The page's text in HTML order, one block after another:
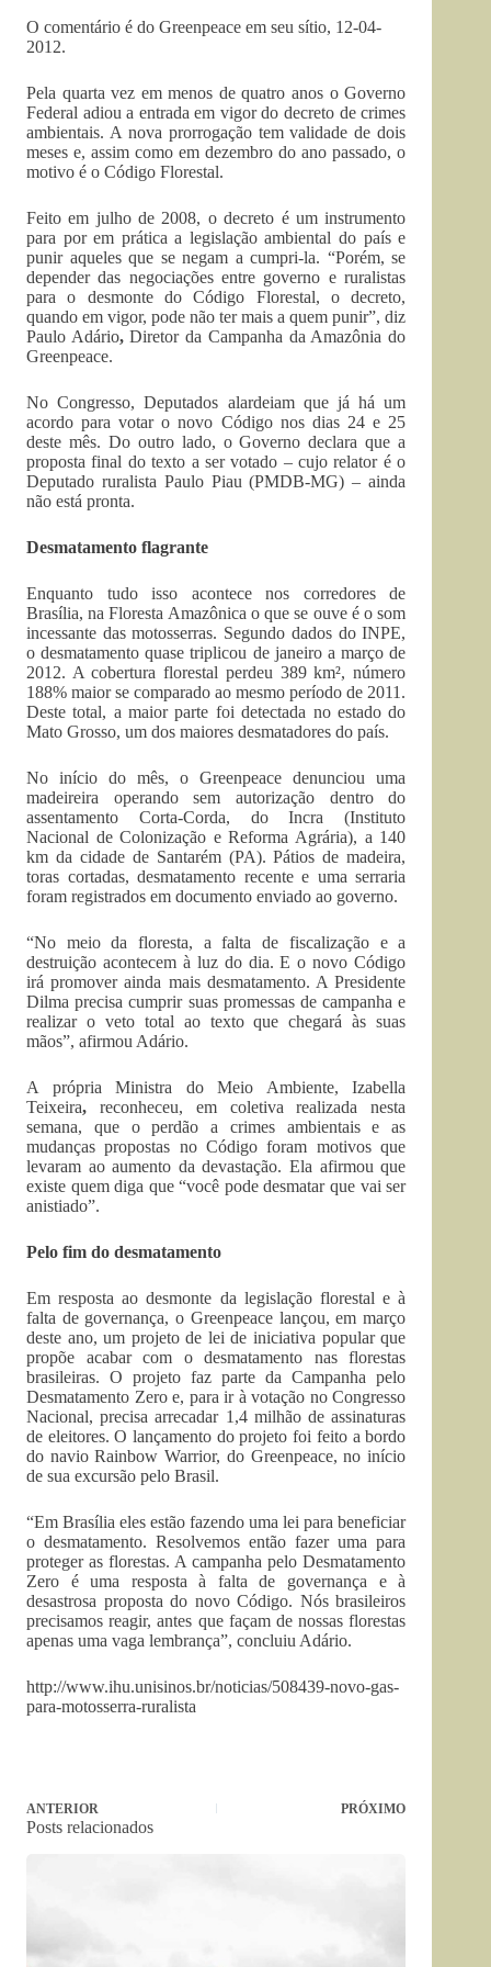
O comentário é do Greenpeace em seu sítio, 12-04-
2012.
Pela quarta vez em menos de quatro anos o Governo
Federal adiou a entrada em vigor do decreto de crimes
ambientais. A nova prorrogação tem validade de dois
meses e, assim como em dezembro do ano passado, o
motivo é o Código Florestal.
Feito em julho de 2008, o decreto é um instrumento
para por em prática a legislação ambiental do país e
punir aqueles que se negam a cumpri-la. “Porém, se
depender das negociações entre governo e ruralistas
para o desmonte do Código Florestal, o decreto,
quando em vigor, pode não ter mais a quem punir”, diz
Paulo Adário,Diretor da Campanha da Amazônia do
Greenpeace.
No Congresso, Deputados alardeiam que já há um
acordo para votar o novo Código nos dias 24 e 25
deste mês. Do outro lado, o Governo declara que a
proposta final do texto a ser votado – cujo relator é o
Deputado ruralista Paulo Piau (PMDB-MG) – ainda
não está pronta.
Desmatamento flagrante
Enquanto tudo isso acontece nos corredores de
Brasília, na Floresta Amazônica o que se ouve é o som
incessante das motosserras. Segundo dados do INPE,
o desmatamento quase triplicou de janeiro a março de
2012. A cobertura florestal perdeu 389 km², número
188% maior se comparado ao mesmo período de 2011.
Deste total, a maior parte foi detectada no estado do
Mato Grosso, um dos maiores desmatadores do país.
No início do mês, o Greenpeace denunciou uma
madeireira operando sem autorização dentro do
assentamento Corta-Corda, do Incra (Instituto
Nacional de Colonização e Reforma Agrária), a 140
km da cidade de Santarém (PA). Pátios de madeira,
toras cortadas, desmatamento recente e uma serraria
foram registrados em documento enviado ao governo.
“No meio da floresta, a falta de fiscalização e a
destruição acontecem à luz do dia. E o novo Código
irá promover ainda mais desmatamento. A Presidente
Dilma precisa cumprir suas promessas de campanha e
realizar o veto total ao texto que chegará às suas
mãos”, afirmou Adário.
A própria Ministra do Meio Ambiente, Izabella
Teixeira, reconheceu, em coletiva realizada nesta
semana, que o perdão a crimes ambientais e as
mudanças propostas no Código foram motivos que
levaram ao aumento da devastação. Ela afirmou que
existe quem diga que “você pode desmatar que vai ser
anistiado”.
Pelo fim do desmatamento
Em resposta ao desmonte da legislação florestal e à
falta de governança, o Greenpeace lançou, em março
deste ano, um projeto de lei de iniciativa popular que
propõe acabar com o desmatamento nas florestas
brasileiras. O projeto faz parte da Campanha pelo
Desmatamento Zero e, para ir à votação no Congresso
Nacional, precisa arrecadar 1,4 milhão de assinaturas
de eleitores. O lançamento do projeto foi feito a bordo
do navio Rainbow Warrior, do Greenpeace, no início
de sua excursão pelo Brasil.
“Em Brasília eles estão fazendo uma lei para beneficiar
o desmatamento. Resolvemos então fazer uma para
proteger as florestas. A campanha pelo Desmatamento
Zero é uma resposta à falta de governança e à
desastrosa proposta do novo Código. Nós brasileiros
precisamos reagir, antes que façam de nossas florestas
apenas uma vaga lembrança”, concluiu Adário.
http://www.ihu.unisinos.br/noticias/508439-novo-gas-
para-motosserra-ruralista
ANTERIOR PRÓXIMO
Posts relacionados